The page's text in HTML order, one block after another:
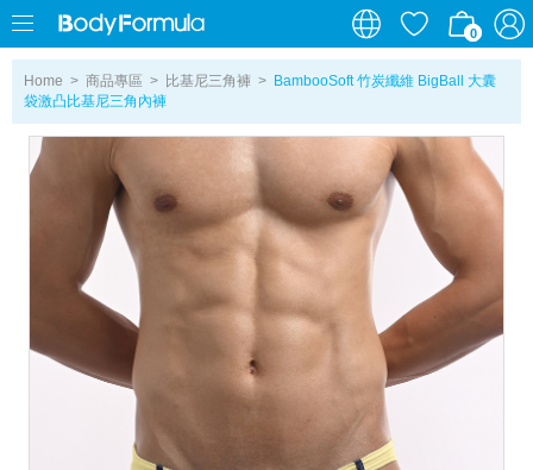
0
0
Home > 商品專區 > 比基尼三角褲 > BambooSoft 竹炭纖維 BigBall 大囊
袋激凸比基尼三角內褲